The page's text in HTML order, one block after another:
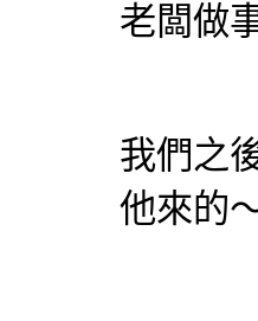
老闆做
我們之
他來的